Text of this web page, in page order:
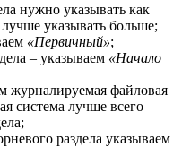
нужно указывать как
указывать больше;
«Первичный»;
– указываем «Начало
журналируемая файловая
система лучше всего
раздела указываем